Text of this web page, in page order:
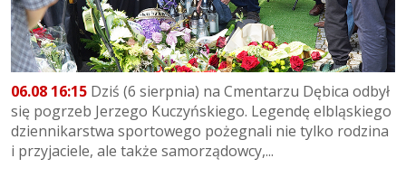
06.08 16:15 Dziś (6 sierpnia) na Cmentarzu Dębica odbył
się pogrzeb Jerzego Kuczyńskiego. Legendę elbląskiego
dziennikarstwa sportowego pożegnali nie tylko rodzina
i przyjaciele, ale także samorządowcy,...